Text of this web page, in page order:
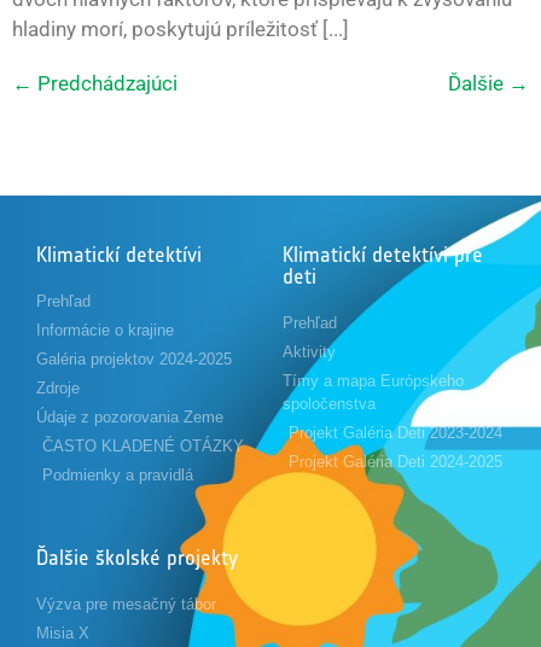
hladiny morí, poskytujú príležitosť [...]
← Predchádzajúci Ďalšie →
Klimatickí detektívi
Prehľad
Informácie o krajine
Galéria projektov 2024-2025
Zdroje
Údaje z pozorovania Zeme
ČASTO KLADENÉ OTÁZKY
Podmienky a pravidlá
Klimatickí detektívi pre
deti
Prehľad
Aktivity
Tímy a mapa Európskeho
spoločenstva
Projekt Galéria Deti 2023-2024
Projekt Galéria Deti 2024-2025
Ďalšie školské projekty
Výzva pre mesačný tábor
Misia X